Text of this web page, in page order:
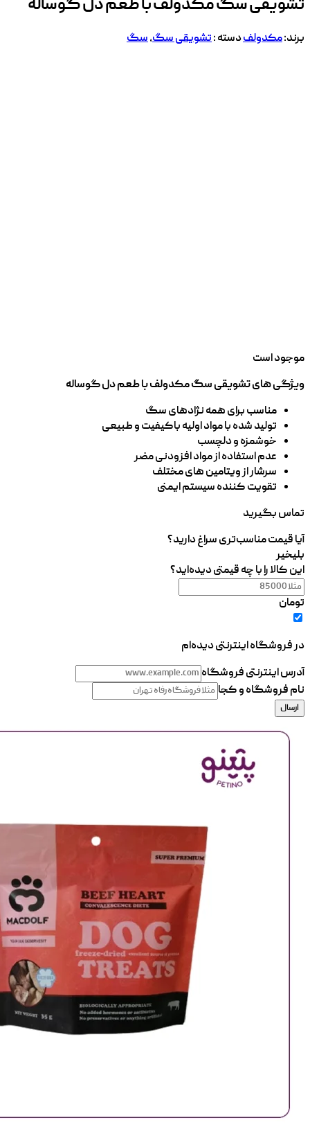
تشویقی سگ مکدولف با طعم دل گوساله
برند:مکدولفدسته :تشویقی سگ,سگ
موجود است
ویژگی های تشویقی سگ مکدولف با طعم دل گوساله
مناسب برای همه نژادهای سگ
تولید شده با مواد اولیه باکیفیت و طبیعی
خوشمزه و دلچسب
عدم استفاده از مواد افزودنی مضر
سرشار از ویتامین های مختلف
تقویت کننده سیستم ایمنی
تماس بگیرید
آیا قیمت مناسب‌تری سراغ دارید؟
بلیخیر
این کالا را با چه قیمتی دیده‌اید؟
تومان
در فروشگاه اینترنتی دیده‌ام
آدرس اینترنتی فروشگاه
نام فروشگاه و کجا